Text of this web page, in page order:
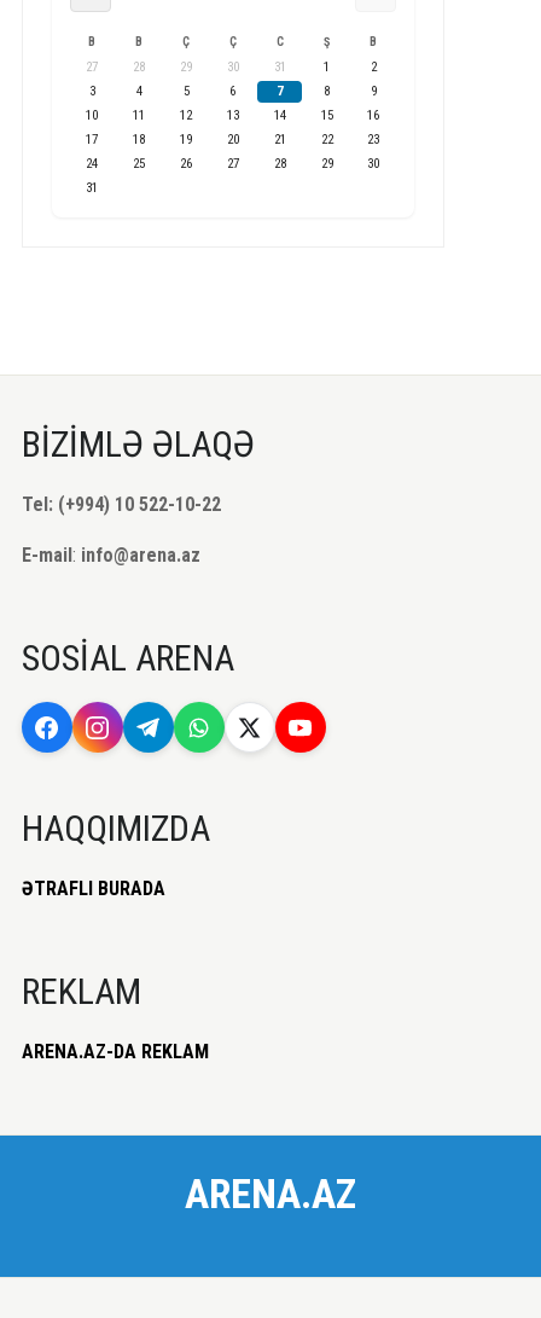
B B Ç Ç C Ş B
27 28 29 30 31 1
2
3
4 5 6 7 8
9
10
11 12 13 14 15
16
17
18 19 20 21 22
23
24
25 26 27 28 29
30
31
BİZİMLƏ ƏLAQƏ
Tel: (+994) 10 522-10-22
E-mail: info@arena.az
SOSİAL ARENA
HAQQIMIZDA
ƏTRAFLI BURADA
REKLAM
ARENA.AZ-DA REKLAM
ARENA.AZ